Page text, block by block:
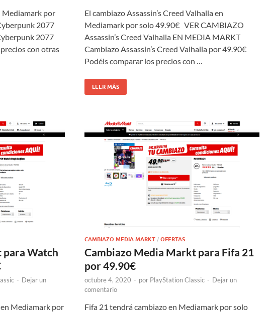
Mediamark por
2077
2077
con otras
El cambiazo Assassin’s Creed Valhalla en
Mediamark por solo 49.90€ VER CAMBIAZO
Assassin’s Creed Valhalla EN MEDIA MARKT
Cambiazo Assassin’s Creed Valhalla por 49.90€
Podéis comparar los precios con …
LEER MÁS
Watch
- Dejar un
Mediamark por
CAMBIAZO MEDIA MARKT / OFERTAS
Cambiazo Media Markt para Fifa 21
por 49.90€
octubre 4, 2020 - por PlayStation Classic - Dejar un
comentario
Fifa 21 tendrá cambiazo en Mediamark por solo